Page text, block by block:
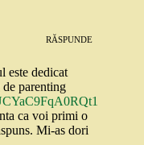
RĂSPUNDE
este dedicat
parenting
ca voi primi o
Mi-as dori